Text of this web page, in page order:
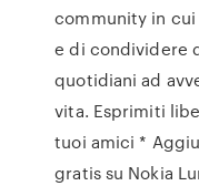
community in cui
e di condividere
quotidiani ad
vita. Esprimiti
tuoi amici *
gratis su Nokia